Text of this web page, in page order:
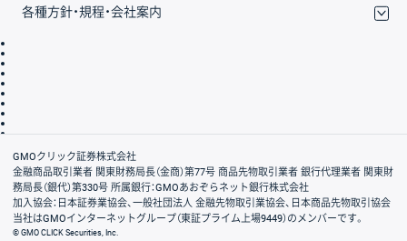
各種方針・規程・会社案内
会社案内
GMOクリック証券株式会社
金融商品取引業者 関東財務局長（金商）第77号 商品先物取引業者 銀行代理業者 関東財
務局長（銀代）第330号 所属銀行：GMOあおぞらネット銀行株式会社
加入協会：日本証券業協会、一般社団法人 金融先物取引業協会、日本商品先物取引協会
当社はGMOインターネットグループ（東証プライム上場9449）のメンバーです。
© GMO CLICK Securities, Inc.